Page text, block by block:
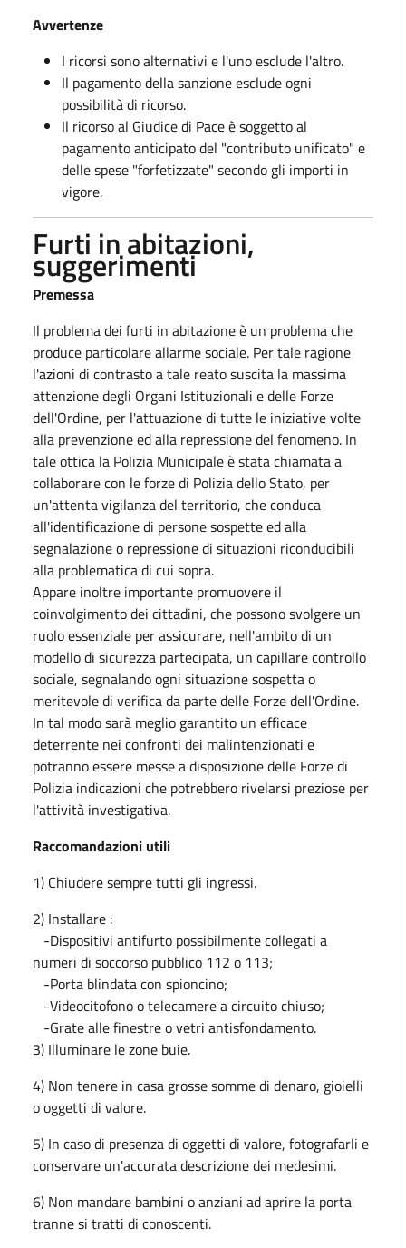
Avvertenze
I ricorsi sono alternativi e l'uno esclude l'altro.
Il pagamento della sanzione esclude ogni
possibilità di ricorso.
Il ricorso al Giudice di Pace è soggetto al
pagamento anticipato del "contributo unificato" e
delle spese "forfetizzate" secondo gli importi in
vigore.
Furti in abitazioni,
suggerimenti
Premessa
Il problema dei furti in abitazione è un problema che
produce particolare allarme sociale. Per tale ragione
l'azioni di contrasto a tale reato suscita la massima
attenzione degli Organi Istituzionali e delle Forze
dell'Ordine, per l'attuazione di tutte le iniziative volte
alla prevenzione ed alla repressione del fenomeno. In
tale ottica la Polizia Municipale è stata chiamata a
collaborare con le forze di Polizia dello Stato, per
un'attenta vigilanza del territorio, che conduca
all'identificazione di persone sospette ed alla
segnalazione o repressione di situazioni riconducibili
alla problematica di cui sopra.
Appare inoltre importante promuovere il
coinvolgimento dei cittadini, che possono svolgere un
ruolo essenziale per assicurare, nell'ambito di un
modello di sicurezza partecipata, un capillare controllo
sociale, segnalando ogni situazione sospetta o
meritevole di verifica da parte delle Forze dell'Ordine.
In tal modo sarà meglio garantito un efficace
deterrente nei confronti dei malintenzionati e
potranno essere messe a disposizione delle Forze di
Polizia indicazioni che potrebbero rivelarsi preziose per
l'attività investigativa.
Raccomandazioni utili
1) Chiudere sempre tutti gli ingressi.
2) Installare :
-Dispositivi antifurto possibilmente collegati a
numeri di soccorso pubblico 112 o 113;
-Porta blindata con spioncino;
-Videocitofono o telecamere a circuito chiuso;
-Grate alle finestre o vetri antisfondamento.
3) Illuminare le zone buie.
4) Non tenere in casa grosse somme di denaro, gioielli
o oggetti di valore.
5) In caso di presenza di oggetti di valore, fotografarli e
conservare un'accurata descrizione dei medesimi.
6) Non mandare bambini o anziani ad aprire la porta
tranne si tratti di conoscenti.